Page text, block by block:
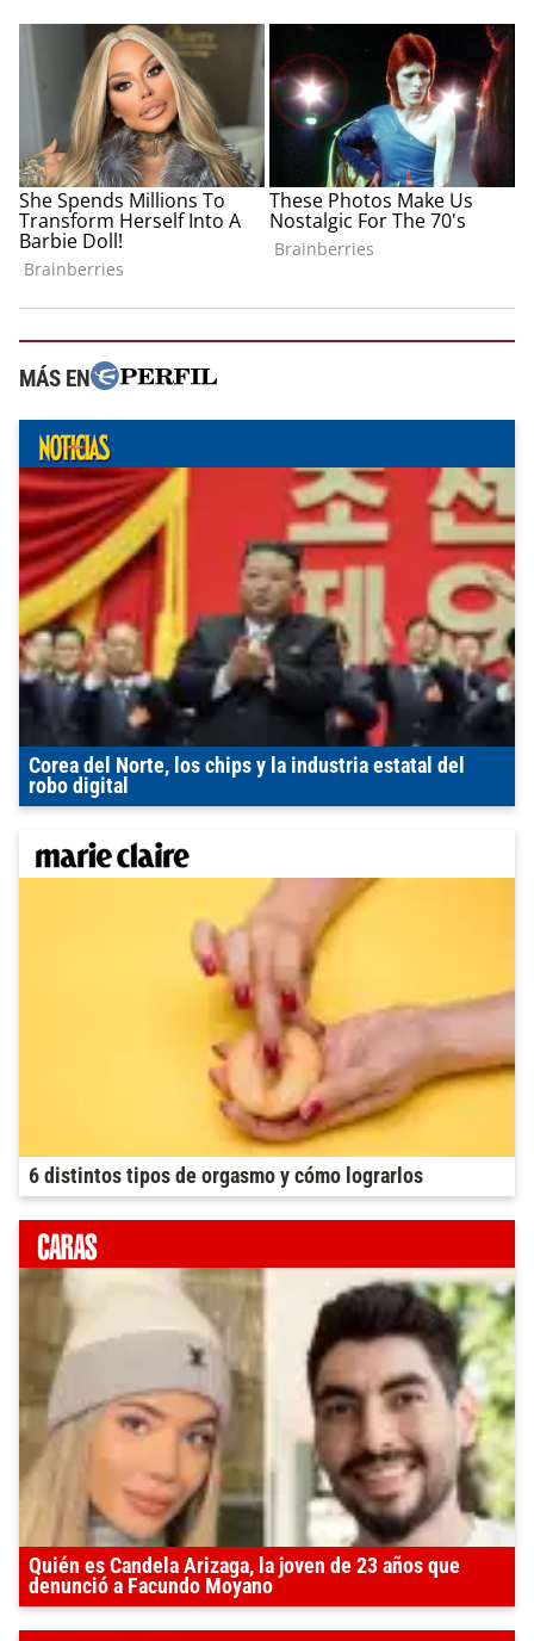
MÁS EN
Corea del Norte, los chips y la industria estatal del
robo digital
6 distintos tipos de orgasmo y cómo lograrlos
Quién es Candela Arizaga, la joven de 23 años que
denunció a Facundo Moyano